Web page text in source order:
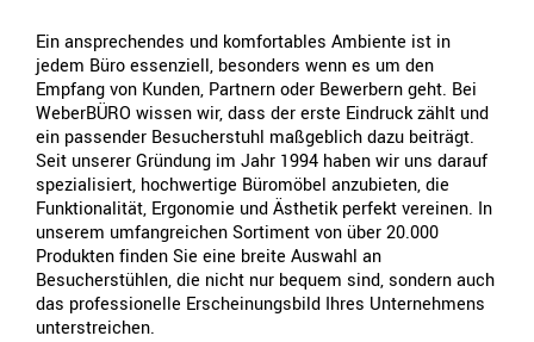
Ein ansprechendes und komfortables Ambiente ist in
jedem Büro essenziell, besonders wenn es um den
Empfang von Kunden, Partnern oder Bewerbern geht. Bei
WeberBÜRO wissen wir, dass der erste Eindruck zählt und
ein passender Besucherstuhl maßgeblich dazu beiträgt.
Seit unserer Gründung im Jahr 1994 haben wir uns darauf
spezialisiert, hochwertige Büromöbel anzubieten, die
Funktionalität, Ergonomie und Ästhetik perfekt vereinen. In
unserem umfangreichen Sortiment von über 20.000
Produkten finden Sie eine breite Auswahl an
Besucherstühlen, die nicht nur bequem sind, sondern auch
das professionelle Erscheinungsbild Ihres Unternehmens
unterstreichen.